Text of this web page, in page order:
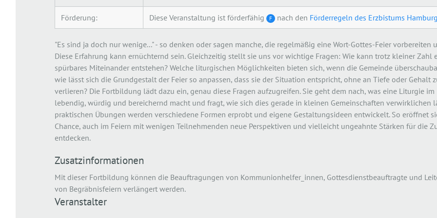
Förderung: Diese Veranstaltung ist förderfähig F nach den Förderregeln des Erzbistums
"Es sind ja doch nur wenige..." - so denken oder sagen manche, die regelmäßig eine Wort-Gottes-Feier vorbereiten
Diese Erfahrung kann ernüchternd sein. Gleichzeitig stellt sie uns vor wichtige Fragen: Wie kann trotz kleiner Zahl
spürbares Miteinander entstehen? Welche liturgischen Möglichkeiten bieten sich, wenn die Gemeinde
wie lässt sich die Grundgestalt der Feier so anpassen, dass sie der Situation entspricht, ohne an Tiefe oder Gehalt
verlieren? Die Fortbildung lädt dazu ein, genau diese Fragen aufzugreifen. Sie geht dem nach, was eine Liturgie im
lebendig, würdig und bereichernd macht und fragt, wie sich dies gerade in kleinen Gemeinschaften verwirklichen
praktischen Übungen werden verschiedene Formen erprobt und eigene Gestaltungsideen entwickelt. So eröffnet
Chance, auch im Feiern mit wenigen Teilnehmenden neue Perspektiven und vielleicht ungeahnte Stärken für die
entdecken.
Zusatzinformationen
Mit dieser Fortbildung können die Beauftragungen von Kommunionhelfer_innen, Gottesdienstbeauftragte und
von Begräbnisfeiern verlängert werden.
Veranstalter